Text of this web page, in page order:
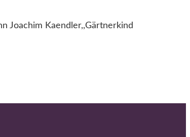
Joachim Kaendler,,Gärtnerkind